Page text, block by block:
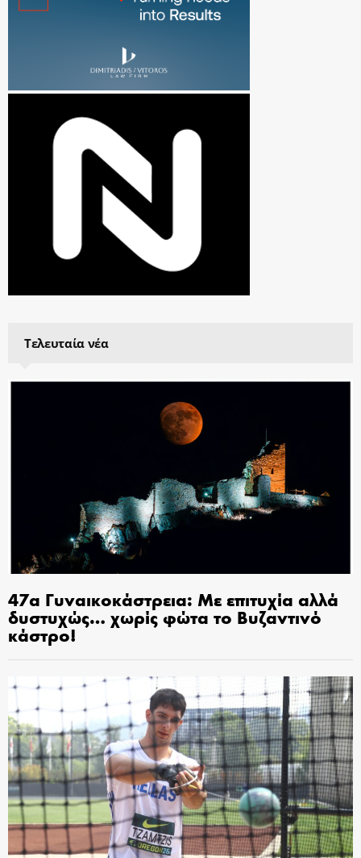
Τελευταία νέα
47α Γυναικοκάστρεια: Με επιτυχία αλλά
δυστυχώς… χωρίς φώτα το Βυζαντινό
κάστρο!